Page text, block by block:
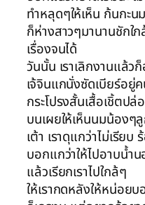
ทำหลุดๆให้เห็น ก้นกะน
ก็ห่างสาวๆมานานชักใ
เรื่องจนได้
วันนั้น เราเลิกงานแล้ว
เจ้จินแกนั่งซัดเบียร์อยู่
กระโปรงสั้นเสื้อเชิ้ตป
บนเผยให้เห็นนมน้องๆ
เต้า เราดุแกว่าไม่เรีย
บอกแกว่าให้ไปอาบน้ำ
แล้วเรียกเราไปใกล้ๆ
ให้เรากดหลังให้หน่อยบ